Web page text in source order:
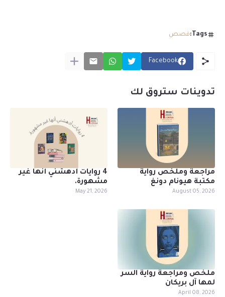
Tags: قصص
Facebook
تدوينات ستروق لك
مراجعة وملخص رواية
مكتبة هيونام دونغ
August 05, 2026
4 روايات أدهشني أنها غير
مشهورة.
May 21, 2026
ملخص ومراجعة رواية السر
لمها آل بريكان
April 08, 2026